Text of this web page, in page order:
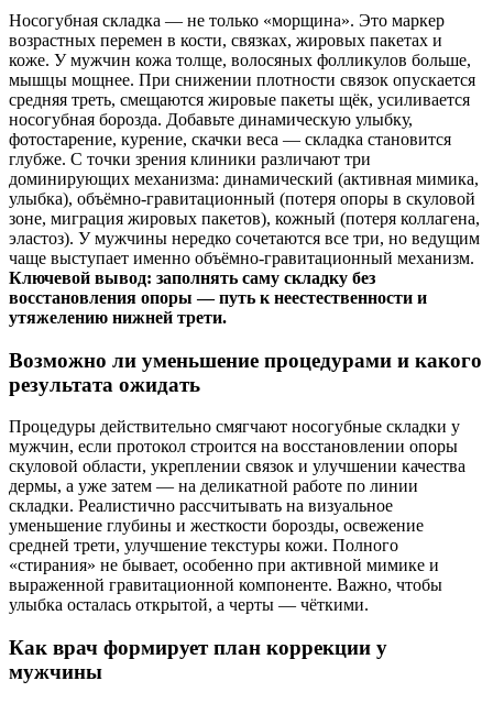
Носогубная складка — не только «морщина». Это маркер
возрастных перемен в кости, связках, жировых пакетах и
коже. У мужчин кожа толще, волосяных фолликулов больше,
мышцы мощнее. При снижении плотности связок опускается
средняя треть, смещаются жировые пакеты щёк, усиливается
носогубная борозда. Добавьте динамическую улыбку,
фотостарение, курение, скачки веса — складка становится
глубже. С точки зрения клиники различают три
доминирующих механизма: динамический (активная мимика,
улыбка), объёмно‑гравитационный (потеря опоры в скуловой
зоне, миграция жировых пакетов), кожный (потеря коллагена,
эластоз). У мужчины нередко сочетаются все три, но ведущим
чаще выступает именно объёмно‑гравитационный механизм.
Ключевой вывод: заполнять саму складку без
восстановления опоры — путь к неестественности и
утяжелению нижней трети.
Возможно ли уменьшение процедурами и какого
результата ожидать
Процедуры действительно смягчают носогубные складки у
мужчин, если протокол строится на восстановлении опоры
скуловой области, укреплении связок и улучшении качества
дермы, а уже затем — на деликатной работе по линии
складки. Реалистично рассчитывать на визуальное
уменьшение глубины и жесткости борозды, освежение
средней трети, улучшение текстуры кожи. Полного
«стирания» не бывает, особенно при активной мимике и
выраженной гравитационной компоненте. Важно, чтобы
улыбка осталась открытой, а черты — чёткими.
Как врач формирует план коррекции у
мужчины